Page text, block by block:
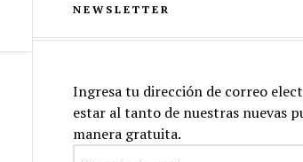
NEWSLETTER
Ingresa tu dirección de correo
estar al tanto de nuestras nuevas
manera gratuita.